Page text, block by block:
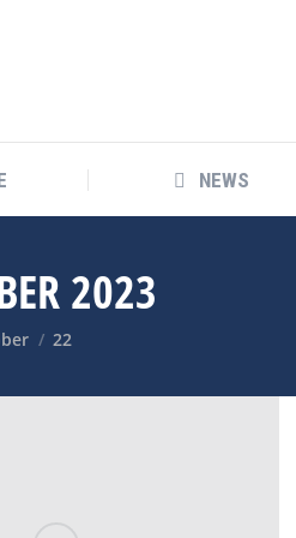
NEWS
2023
hier:22